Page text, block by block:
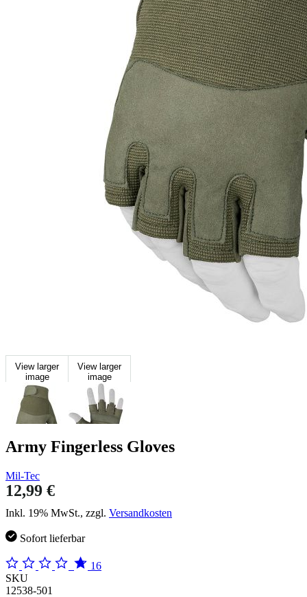
View larger
image
View larger
image
Army Fingerless Gloves
Mil-Tec
12,99 €
Inkl. 19% MwSt., zzgl. Versandkosten
Sofort lieferbar
16
SKU
12538-501